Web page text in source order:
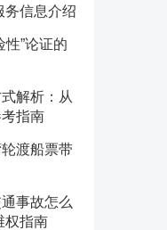
务信息介绍
性”论证的
解析：从
指南
渡船票带
事故怎么
权指南